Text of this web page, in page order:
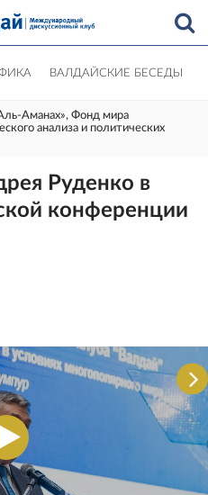
ВАЛДАЙСКИЕ БЕСЕДЫ
Аманах», Фонд мира
анализа и политических
Руденко в
конференции